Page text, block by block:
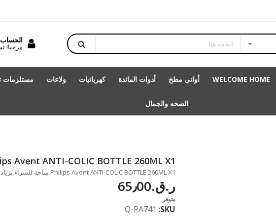
WELCOME HOME أواني مطخ أدوات المائدة كهربائيات ولاعات مستلزمات
الصحه والجمال
الحساب
مرحبا!
Avent ANTI-COLIC BOTTLE 260ML X1
Philips Avent ANTI-COLIC BOTTLE 260ML X1 متاحة للشراء بزيادة بالمقدار 1
ر.ق.‏65٫00
متوفر
SKU
Q-PA741